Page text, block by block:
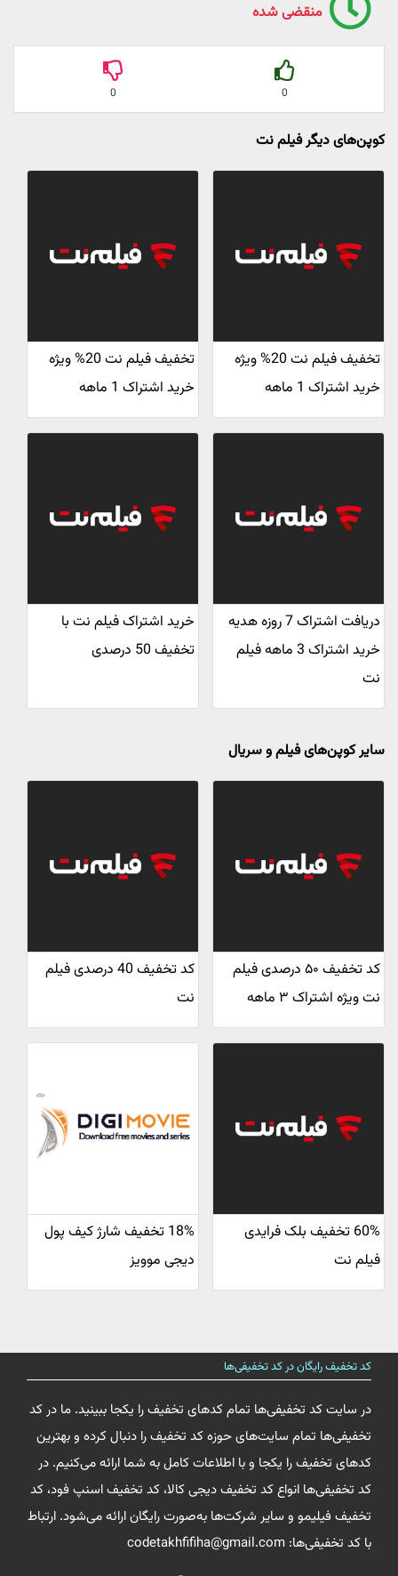
منقضی شده
0
0
کوپن‌های دیگر فیلم نت
تخفیف فیلم نت 20% ویژه
خرید اشتراک 1 ماهه
تخفیف فیلم نت 20% ویژه
خرید اشتراک 1 ماهه
دریافت اشتراک 7 روزه هدیه
خرید اشتراک 3 ماهه فیلم
نت
خرید اشتراک فیلم نت با
تخفیف 50 درصدی
سایر کوپن‌های فیلم و سریال
کد تخفیف ۵۰ درصدی فیلم
نت ویژه اشتراک ۳ ماهه
کد تخفیف 40 درصدی فیلم
نت
60% تخفیف بلک فرایدی
فیلم نت
18% تخفیف شارژ کیف پول
دیجی موویز
کد تخفیف رایگان در کد تخفیفی‌ها
در سایت کد تخفیفی‌ها تمام کدهای تخفیف را یکجا ببینید. ما در کد
تخفیفی‌ها تمام سایت‌های حوزه کد تخفیف را دنبال کرده و بهترین
کدهای تخفیف را یکجا و با اطلاعات کامل به شما ارائه می‌کنیم. در
کد تخفیفی‌ها انواع کد تخفیف دیجی کالا، کد تخفیف اسنپ فود، کد
تخفیف فیلیمو و سایر شرکت‌ها به‌صورت رایگان ارائه می‌شود. ارتباط
با کد تخفیفی‌ها: codetakhfifiha@gmail.com